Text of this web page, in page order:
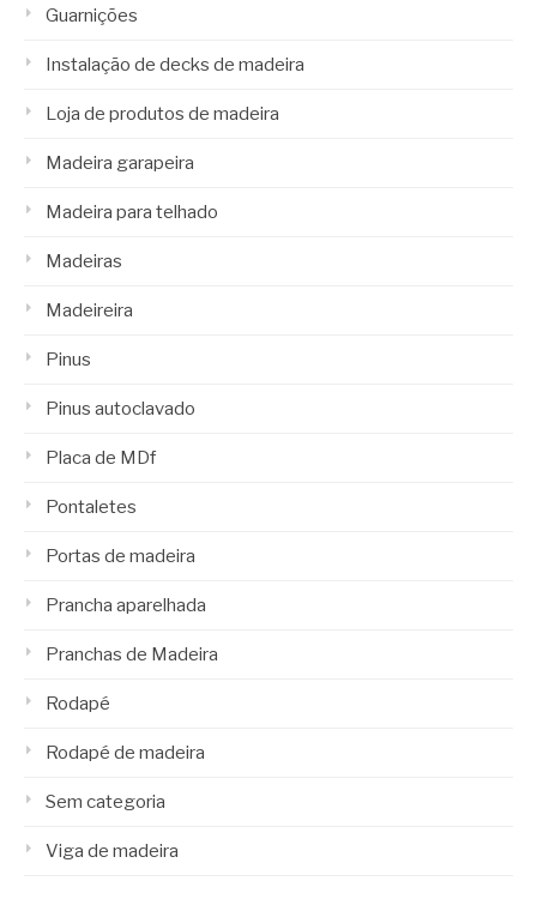
Guarnições
Instalação de decks de madeira
Loja de produtos de madeira
Madeira garapeira
Madeira para telhado
Madeiras
Madeireira
Pinus
Pinus autoclavado
Placa de MDf
Pontaletes
Portas de madeira
Prancha aparelhada
Pranchas de Madeira
Rodapé
Rodapé de madeira
Sem categoria
Viga de madeira